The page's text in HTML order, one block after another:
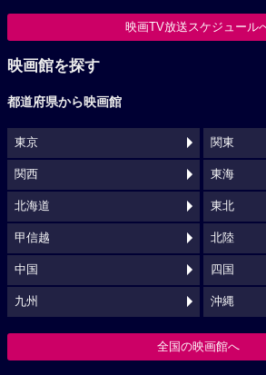
映画TV放送スケジュール
映画館を探す
都道府県から映画館
東京 関東
関西 東海
北海道 東北
甲信越 北陸
中国 四国
九州 沖縄
全国の映画館へ